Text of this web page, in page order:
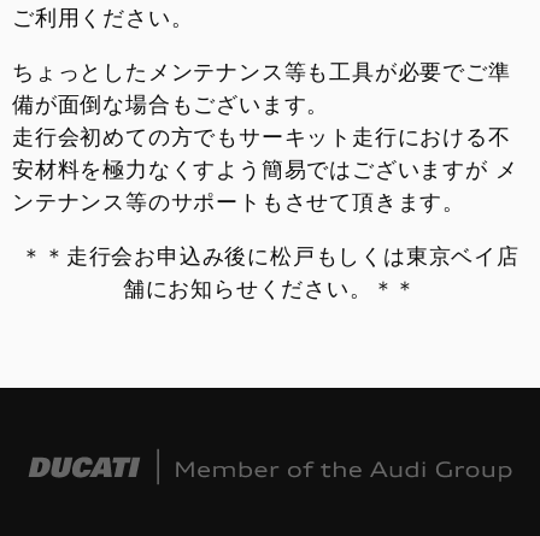
ご利用ください。
ちょっとしたメンテナンス等も工具が必要でご準
備が面倒な場合もございます。
走行会初めての方でもサーキット走行における不
安材料を極力なくすよう簡易ではございますが メ
ンテナンス等のサポートもさせて頂きます。
＊＊走行会お申込み後に松戸もしくは東京ベイ店
舗にお知らせください。＊＊